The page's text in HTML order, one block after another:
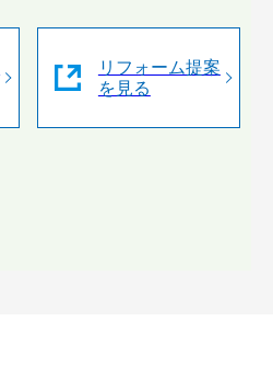
リフォーム提案
を見る